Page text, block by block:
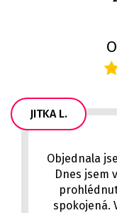
JITKA L.
Objednala
Dnes jsem
spokojená.